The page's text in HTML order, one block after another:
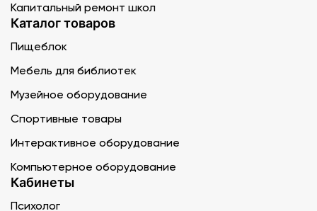
Капитальный ремонт школ
Каталог товаров
Пищеблок
Мебель для библиотек
Музейное оборудование
Спортивные товары
Интерактивное оборудование
Компьютерное оборудование
Кабинеты
Психолог